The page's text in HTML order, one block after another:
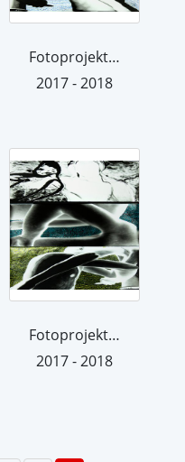
Fotoprojektion 16
2017 - 2018
Fotoprojektion 17
2017 - 2018